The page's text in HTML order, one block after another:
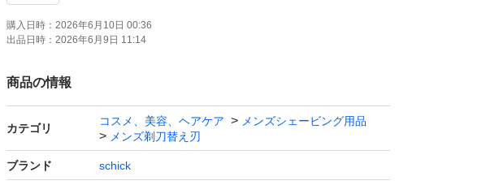
別途出品しております、シックハイドロ5 プレミアム 敏感肌
用 本体替刃セットから取り出しての発送となります。ドラック
ストア他量販店で販売されているパッケージはございませんが、
購入日時： 2026年6月10日 00:36
出品日時： 2026年6月9日 11:14
商品の情報
カテゴリ
コスメ、美容、ヘアケア
メンズシェービング用品
メンズ剃刀替え刃
ブランド schick